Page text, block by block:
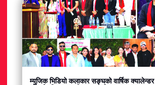
म्युजिक भिडियो कलाकार सङ्घको वार्षिक